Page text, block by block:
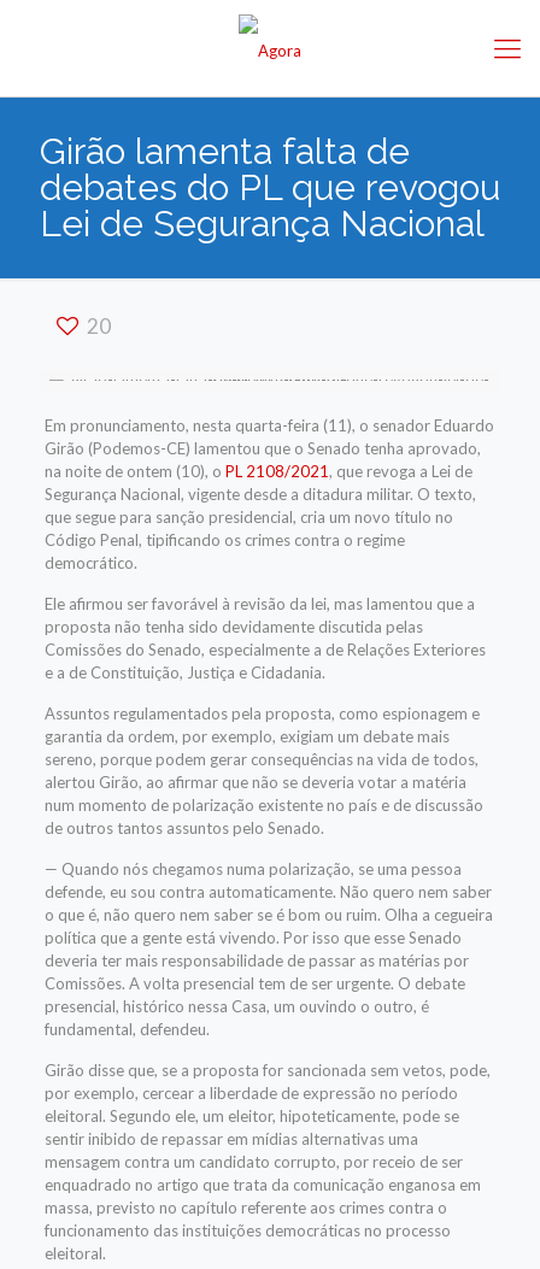
Girão lamenta falta de
debates do PL que revogou
Lei de Segurança Nacional
20
Em pronunciamento, nesta quarta-feira (11), o senador Eduardo
Girão (Podemos-CE) lamentou que o Senado tenha aprovado,
na noite de ontem (10), o PL 2108/2021, que revoga a Lei de
Segurança Nacional, vigente desde a ditadura militar. O texto,
que segue para sanção presidencial, cria um novo título no
Código Penal, tipificando os crimes contra o regime
democrático.
Ele afirmou ser favorável à revisão da lei, mas lamentou que a
proposta não tenha sido devidamente discutida pelas
Comissões do Senado, especialmente a de Relações Exteriores
e a de Constituição, Justiça e Cidadania.
Assuntos regulamentados pela proposta, como espionagem e
garantia da ordem, por exemplo, exigiam um debate mais
sereno, porque podem gerar consequências na vida de todos,
alertou Girão, ao afirmar que não se deveria votar a matéria
num momento de polarização existente no país e de discussão
de outros tantos assuntos pelo Senado.
— Quando nós chegamos numa polarização, se uma pessoa
defende, eu sou contra automaticamente. Não quero nem saber
o que é, não quero nem saber se é bom ou ruim. Olha a cegueira
política que a gente está vivendo. Por isso que esse Senado
deveria ter mais responsabilidade de passar as matérias por
Comissões. A volta presencial tem de ser urgente. O debate
presencial, histórico nessa Casa, um ouvindo o outro, é
fundamental, defendeu.
Girão disse que, se a proposta for sancionada sem vetos, pode,
por exemplo, cercear a liberdade de expressão no período
eleitoral. Segundo ele, um eleitor, hipoteticamente, pode se
sentir inibido de repassar em mídias alternativas uma
mensagem contra um candidato corrupto, por receio de ser
enquadrado no artigo que trata da comunicação enganosa em
massa, previsto no capítulo referente aos crimes contra o
funcionamento das instituições democráticas no processo
eleitoral.